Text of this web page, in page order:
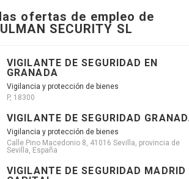
ofertas de empleo de
SECURITY SL
VIGILANTE DE SEGURIDAD EN
GRANADA
Vigilancia y protección de bienes
P, 18300
VIGILANTE DE SEGURIDAD
Vigilancia y protección de bienes
Calle Pino Macedonio 8, 41016 Sevilla, provincia de
Sevilla, España
VIGILANTE DE SEGURIDAD MADRID